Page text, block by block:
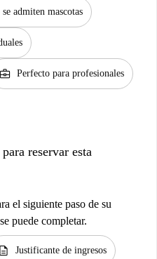
admiten mascotas
business_center Perfecto para profesionales
reservar esta
el siguiente paso de su
puede completar.
description Justificante de ingresos